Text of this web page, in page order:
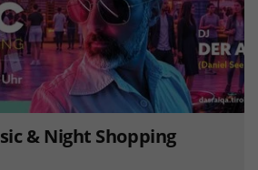
& Night Shopping